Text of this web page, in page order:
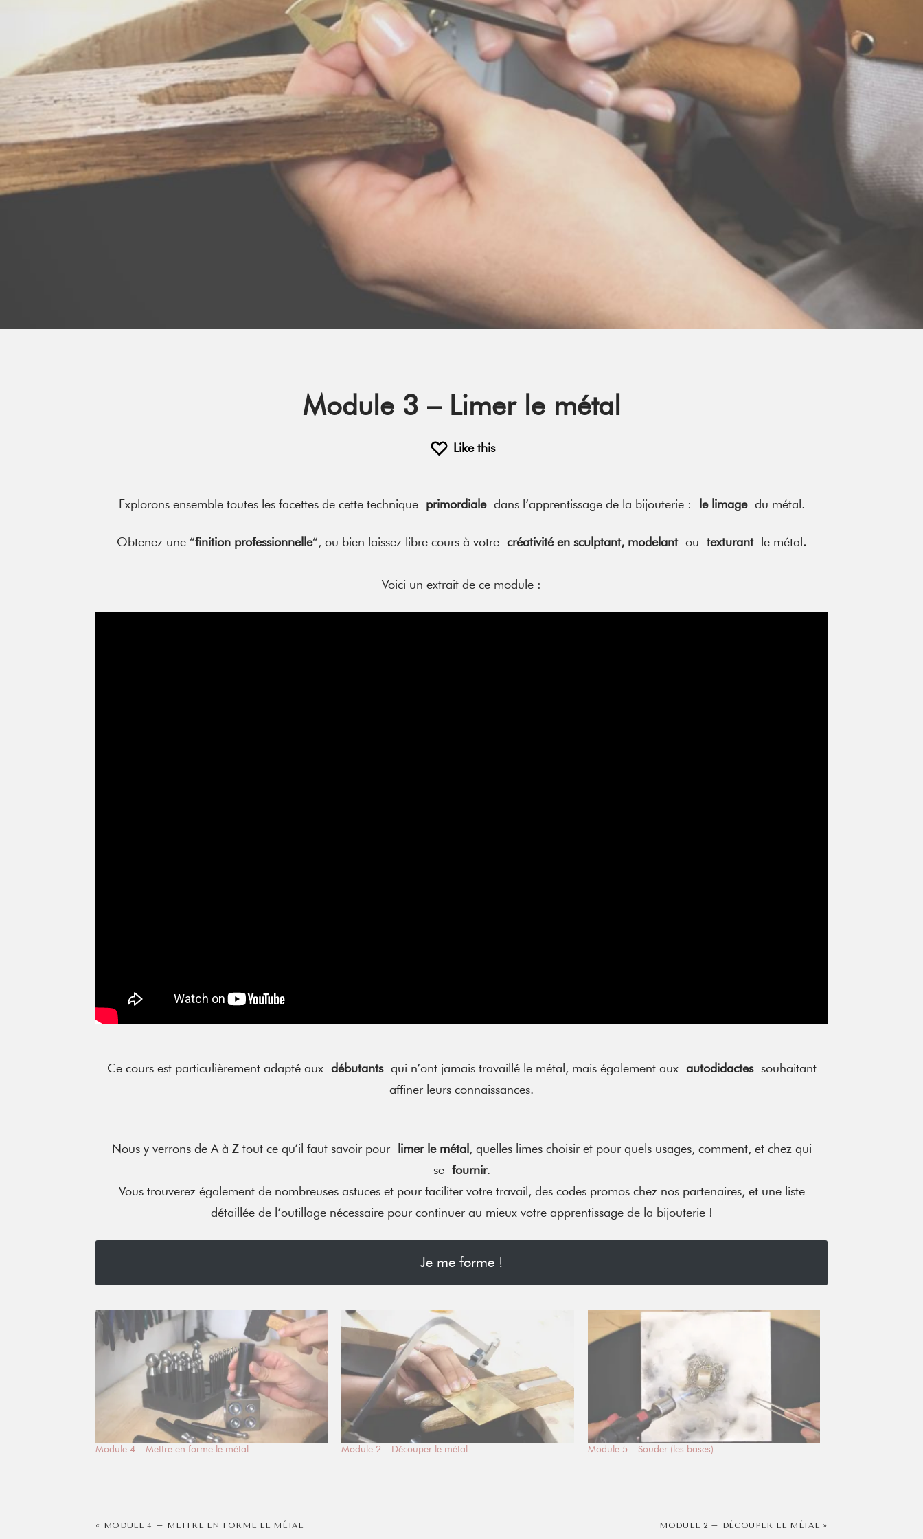
Module 3 – Limer le métal
Like this
Explorons ensemble toutes les facettes de cette technique primordiale dans l’apprentissage de la bijouterie : le limagedu métal.
Obtenez une “finition professionnelle“, ou bien laissez libre cours à votre créativité en sculptant, modelant ou texturant le métal.
Voici un extrait de ce module :
Ce cours est particulièrement adapté aux débutantsqui n’ont jamais travaillé le métal, mais également aux autodidactes souhaitant
affiner leurs connaissances.
Nous y verrons de A à Z tout ce qu’il faut savoir pour limer le métal , quelles limes choisir et pour quels usages, comment, et chez qui
se fournir.
Vous trouverez également de nombreuses astuces et pour faciliter votre travail, des codes promos chez nos partenaires, et une liste
détaillée de l’outillage nécessaire pour continuer au mieux votre apprentissage de la bijouterie !
Je me forme !
Module 4 – Mettre en forme le métal Module 2 – Découper le métal Module 5 – Souder (les bases)
« MODULE 4 – METTRE EN FORME LE MÉTAL MODULE 2 – DÉCOUPER LE MÉTAL »